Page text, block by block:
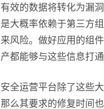
有效的数据将转化为漏
是大概率依赖于第三方
来风险。做好应用的组
产都能够与这些信息打
安全运营平台除了这些
那么其要求的修复时间